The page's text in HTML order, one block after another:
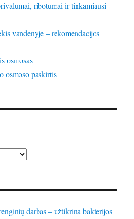
ribotumai ir tinkamiausi
vandenyje – rekomendacijos
osmosas
osmoso paskirtis
darbas – užtikrina bakterijos